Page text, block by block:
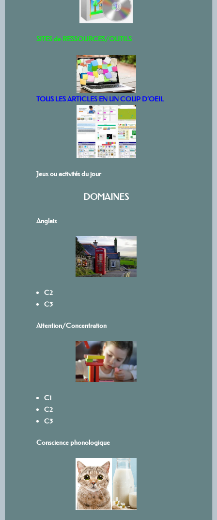
SITES de RESSOURCES/OUTILS
TOUS LES ARTICLES EN UN COUP D’OEIL
Jeux ou activités du jour
DOMAINES
Anglais
C2
C3
Attention/Concentration
C1
C2
C3
Conscience phonologique